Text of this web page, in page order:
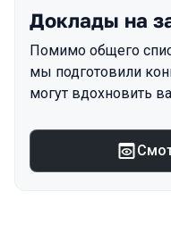
Доклады на
Помимо общего
мы подготовили
могут вдохновить